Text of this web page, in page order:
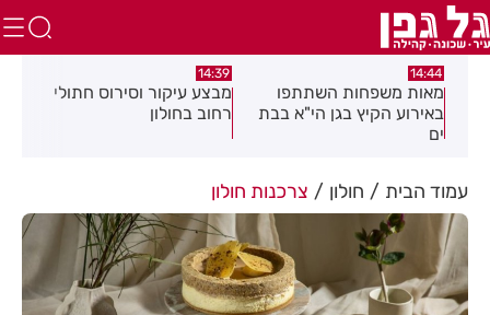
14:44
מאות משפחות השתתפו
באירוע הקיץ בגן הי"א בבת
ים
14:39
מבצע עיקור וסירוס חתולי
רחוב בחולון
עמוד הבית חולון צרכנות חולון